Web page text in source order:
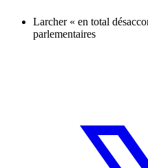
Larcher « en total
parlementaires